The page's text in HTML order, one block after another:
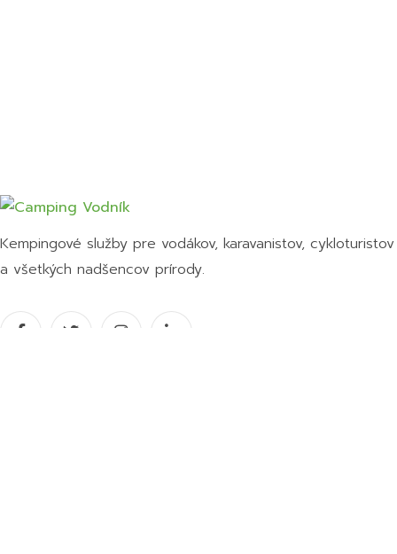
Kempingové služby pre vodákov, karavanistov, cykloturistov
a všetkých nadšencov prírody.